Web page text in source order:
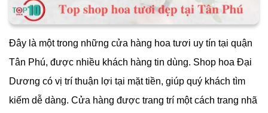
Đây là một trong những cửa hàng hoa tươi uy tín tại quận
Tân Phú, được nhiều khách hàng tin dùng. Shop hoa Đại
Dương có vị trí thuận lợi tại mặt tiền, giúp quý khách tìm
kiếm dễ dàng. Cửa hàng được trang trí một cách trang nhã